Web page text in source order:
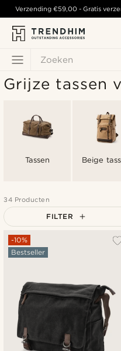
Zoeken
Verzending€59,00 - Gratis
Grijze tassen
Tassen Beige
34 Producten
FILTER
-10%
Bestseller